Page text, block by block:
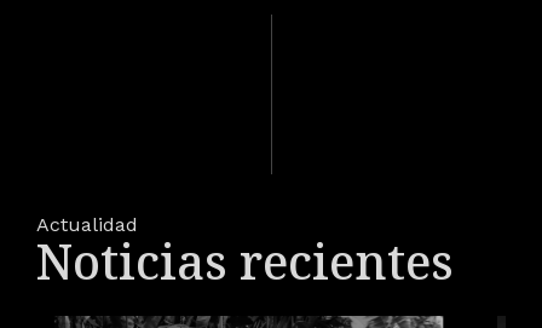
Actualidad
Noticias recientes